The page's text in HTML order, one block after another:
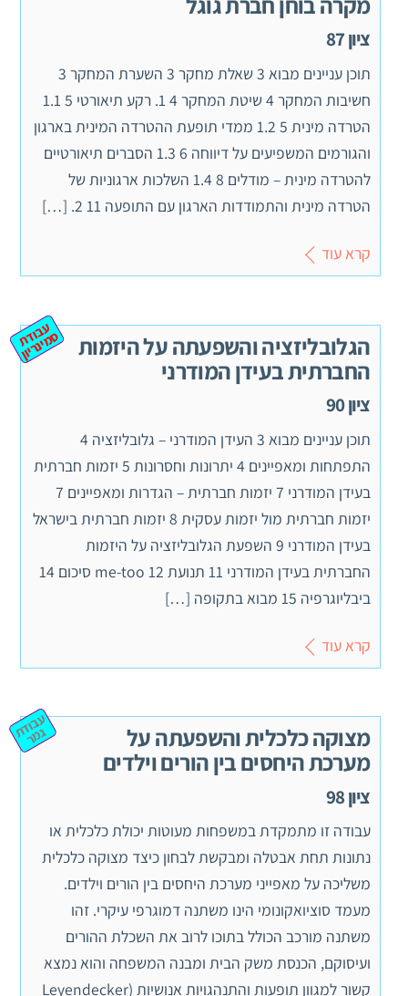
ציון 87
תוכן עניינים מבוא 3 שאלת מחקר 3 השערת המחקר 3
חשיבות המחקר 4 שיטת המחקר 4 1. רקע תיאורטי 5 1.1
הטרדה מינית 5 1.2 ממדי תופעת ההטרדה המינית בארגון
והגורמים המשפיעים על דיווחה 6 1.3 הסברים תיאורטיים
להטרדה מינית – מודלים 8 1.4 השלכות ארגוניות של
הטרדה מינית והתמודדות הארגון עם התופעה 11 2. […]
קרא עוד
הגלובליזציה והשפעתה על היזמות
החברתית בעידן המודרני
ציון 90
ע
ב
וד
ת
ס
מ
ינ
ר
יון
תוכן עניינים מבוא 3 העידן המודרני – גלובליזציה 4
התפתחות ומאפיינים 4 יתרונות וחסרונות 5 יזמות חברתית
בעידן המודרני 7 יזמות חברתית – הגדרות ומאפיינים 7
יזמות חברתית מול יזמות עסקית 8 יזמות חברתית בישראל
בעידן המודרני 9 השפעת הגלובליזציה על היזמות
החברתית בעידן המודרני 11 תנועת me-too 12 סיכום 14
ביבליוגרפיה 15 מבוא בתקופה […]
קרא עוד
מצוקה כלכלית והשפעתה על
מערכת היחסים בין הורים וילדים
ציון 98
ע
ב
וד
ת ג
מ
ר
עבודה זו מתמקדת במשפחות מעוטות יכולת כלכלית או
נתונות תחת אבטלה ומבקשת לבחון כיצד מצוקה כלכלית
משליכה על מאפייני מערכת היחסים בין הורים וילדים.
מעמד סוציואקונומי הינו משתנה דמוגרפי עיקרי. זהו
משתנה מורכב הכולל בתוכו לרוב את השכלת ההורים
ועיסוקם, הכנסת משק הבית ומבנה המשפחה והוא נמצא
קשור למגוון תופעות והתנהגויות אנושיות (Leyendecker